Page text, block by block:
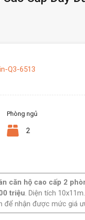
Q3-6513
Phòng ngủ
2
căn hộ cao cấp 2
triệu. Diện tích
để nhận được mức giá